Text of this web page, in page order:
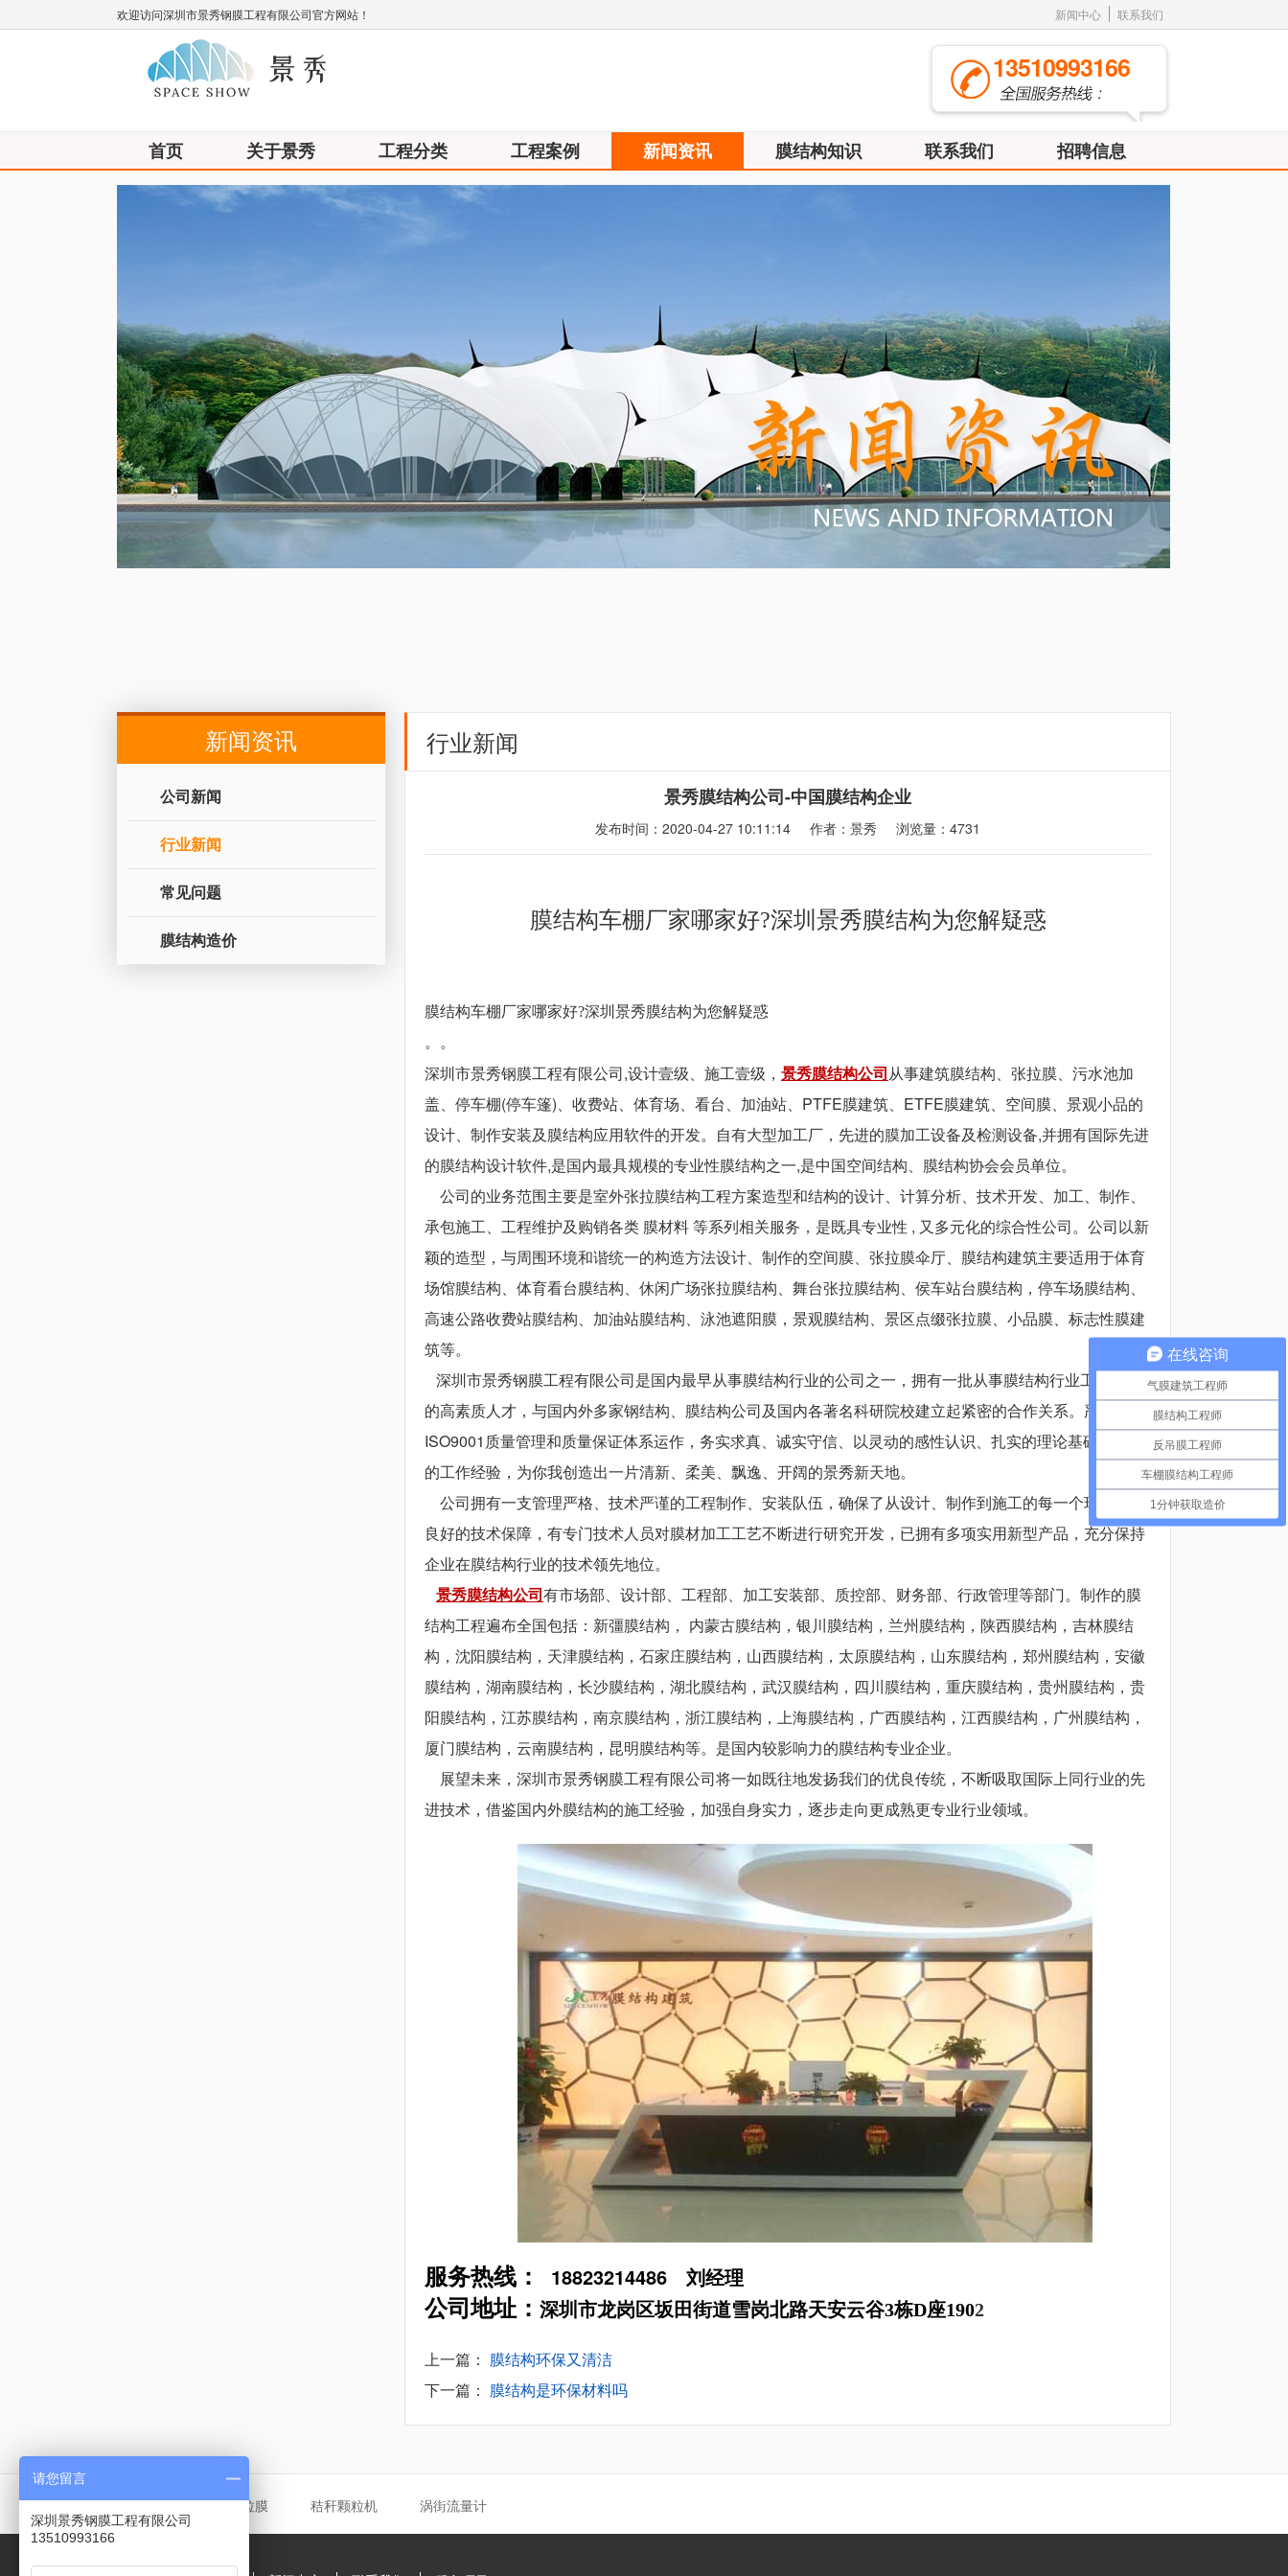
欢迎访问深圳市景秀钢膜工程有限公司官方网站！ 新闻中心 联系我们
13510993166
首页 关于景秀 工程分类 工程案例 新闻资讯 膜结构知识 联系我们 招聘信息
新闻资讯
公司新闻
行业新闻
常见问题
膜结构造价
行业新闻
景秀膜结构公司-中国膜结构企业
发布时间：2020-04-27 10:11:14 作者：景秀 浏览量：4731
膜结构车棚厂家哪家好?深圳景秀膜结构为您解疑惑
膜结构车棚厂家哪家好?深圳景秀膜结构为您解疑惑
。。
深圳市景秀钢膜工程有限公司,设计壹级、施工壹级， 景秀膜结构公司从事建筑膜结构、张拉膜、污水池加
盖、停车棚(停车篷)、收费站、体育场、看台、加油站、PTFE膜建筑、ETFE膜建筑、空间膜、景观小品的
设计、制作安装及膜结构应用软件的开发。自有大型加工厂，先进的膜加工设备及检测设备,并拥有国际先进
的膜结构设计软件,是国内最具规模的专业性膜结构之一,是中国空间结构、膜结构协会会员单位。
公司的业务范围主要是室外张拉膜结构工程方案造型和结构的设计、计算分析、技术开发、加工、制作、
承包施工、工程维护及购销各类 膜材料 等系列相关服务，是既具专业性 , 又多元化的综合性公司。公司以新
颖的造型，与周围环境和谐统一的构造方法设计、制作的空间膜、张拉膜伞厅、膜结构建筑主要适用于体育
场馆膜结构、体育看台膜结构、休闲广场张拉膜结构、舞台张拉膜结构、侯车站台膜结构，停车场膜结构、
高速公路收费站膜结构、加油站膜结构、泳池遮阳膜，景观膜结构、景区点缀张拉膜、小品膜、标志性膜建
筑等。
深圳市景秀钢膜工程有限公司是国内最早从事膜结构行业的公司之一，拥有一批从事膜结构行业工程技术
的高素质人才，与国内外多家钢结构、膜结构公司及国内各著名科研院校建立起紧密的合作关系。严格按照
ISO9001质量管理和质量保证体系运作，务实求真、诚实守信、以灵动的感性认识、扎实的理论基础和丰富
的工作经验，为你我创造出一片清新、柔美、飘逸、开阔的景秀新天地。
公司拥有一支管理严格、技术严谨的工程制作、安装队伍，确保了从设计、制作到施工的每一个环节都有
良好的技术保障，有专门技术人员对膜材加工工艺不断进行研究开发，已拥有多项实用新型产品，充分保持
企业在膜结构行业的技术领先地位。
景秀膜结构公司有市场部、设计部、工程部、加工安装部、质控部、财务部、行政管理等部门。制作的膜
结构工程遍布全国包括：新彊膜结构， 内蒙古膜结构，银川膜结构，兰州膜结构，陕西膜结构，吉林膜结
构，沈阳膜结构，天津膜结构，石家庄膜结构，山西膜结构，太原膜结构，山东膜结构，郑州膜结构，安徽
膜结构，湖南膜结构，长沙膜结构，湖北膜结构，武汉膜结构，四川膜结构，重庆膜结构，贵州膜结构，贵
阳膜结构，江苏膜结构，南京膜结构，浙江膜结构，上海膜结构，广西膜结构，江西膜结构，广州膜结构，
厦门膜结构，云南膜结构，昆明膜结构等。是国内较影响力的膜结构专业企业。
展望未来，深圳市景秀钢膜工程有限公司将一如既往地发扬我们的优良传统，不断吸取国际上同行业的先
进技术，借鉴国内外膜结构的施工经验，加强自身实力，逐步走向更成熟更专业行业领域。
服务热线： 18823214486 刘经理
公司地址： 深圳市龙岗区坂田街道雪岗北路天安云谷3栋D座1902
上一篇： 膜结构环保又清洁
下一篇： 膜结构是环保材料吗
友情链接 张拉膜 秸秆颗粒机 涡街流量计
在线咨询
气膜建筑工程师
膜结构工程师
反吊膜工程师
车棚膜结构工程师
1分钟获取造价
请您留言
深圳景秀钢膜工程有限公司
13510993166